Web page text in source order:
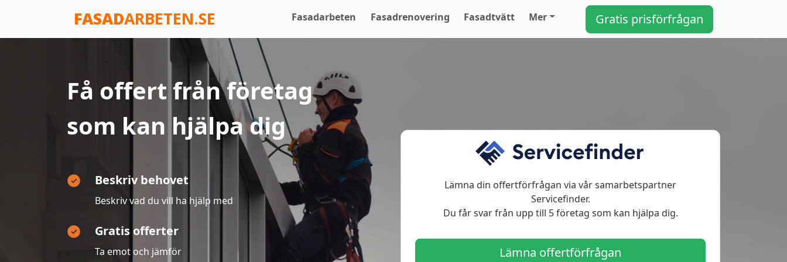
FASADARBETEN.SE Fasadarbeten Fasadrenovering Fasadtvätt Mer Gratis prisförfrågan
Få offert från företag
som kan hjälpa dig
Beskriv behovet
Beskriv vad du vill ha hjälp med
Gratis offerter
Ta emot och jämför
Lämna din offertförfrågan via vår samarbetspartner
Servicefinder.
Du får svar från upp till 5 företag som kan hjälpa dig.
Lämna offertförfrågan